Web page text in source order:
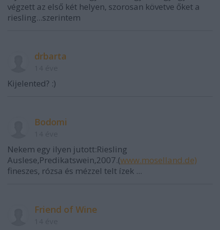
végzett az első két helyen, szorosan követve őket a
riesling...szerintem
drbarta
Kijelented? :)
Bodomi
Nekem egy ilyen jutott:Riesling
Auslese,Predikatswein,2007.(www.moselland.de)
fineszes, rózsa és mézzel telt ízek ...
Friend of Wine